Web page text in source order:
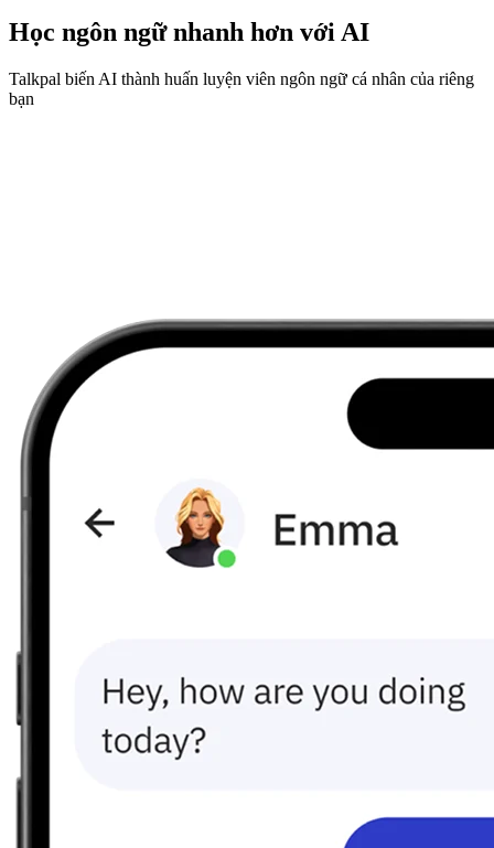
Học ngôn ngữ nhanh hơn với AI
Talkpal biến AI thành huấn luyện viên ngôn ngữ cá nhân của riêng
bạn